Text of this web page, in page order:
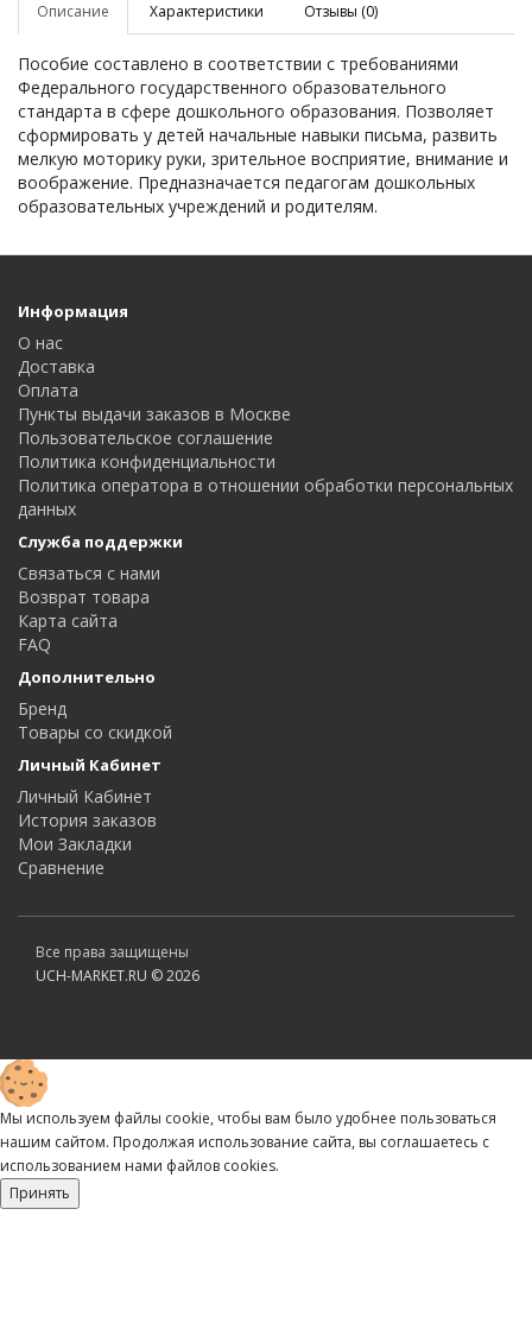
Описание Характеристики Отзывы (0)
Пособие составлено в соответствии с требованиями
Федерального государственного образовательного
стандарта в сфере дошкольного образования. Позволяет
сформировать у детей начальные навыки письма, развить
мелкую моторику руки, зрительное восприятие, внимание и
воображение. Предназначается педагогам дошкольных
образовательных учреждений и родителям.
Информация
О нас
Доставка
Оплата
Пункты выдачи заказов в Москве
Пользовательское соглашение
Политика конфиденциальности
Политика оператора в отношении обработки персональных
данных
Служба поддержки
Связаться с нами
Возврат товара
Карта сайта
FAQ
Дополнительно
Бренд
Товары со скидкой
Личный Кабинет
Личный Кабинет
История заказов
Мои Закладки
Сравнение
Все права защищены
UCH-MARKET.RU © 2026
Мы используем файлы cookie, чтобы вам было удобнее пользоваться
нашим сайтом. Продолжая использование сайта, вы соглашаетесь c
использованием нами файлов cookies.
Принять